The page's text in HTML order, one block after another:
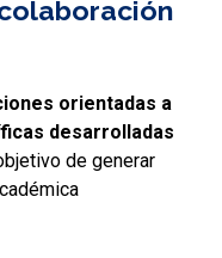
orientadas a
desarrolladas
de generar